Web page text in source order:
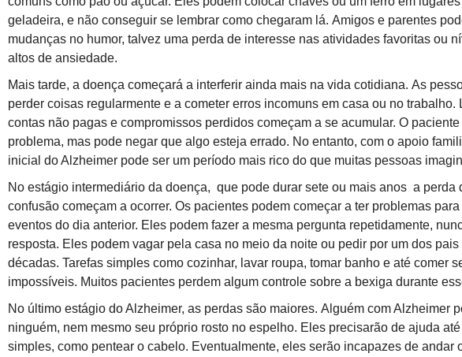
geladeira, e não conseguir se lembrar como chegaram lá. Amigos e parentes
mudanças no humor, talvez uma perda de interesse nas atividades favoritas ou
altos de ansiedade.
Mais tarde, a doença começará a interferir ainda mais na vida cotidiana. As
perder coisas regularmente e a cometer erros incomuns em casa ou no trabalho.
contas não pagas e compromissos perdidos começam a se acumular. O
problema, mas pode negar que algo esteja errado. No entanto, com o apoio
inicial do Alzheimer pode ser um período mais rico do que muitas pessoas
No estágio intermediário da doença, que pode durar sete ou mais anos a perda
confusão começam a ocorrer. Os pacientes podem começar a ter problemas
eventos do dia anterior. Eles podem fazer a mesma pergunta repetidamente,
resposta. Eles podem vagar pela casa no meio da noite ou pedir por um dos pais
décadas. Tarefas simples como cozinhar, lavar roupa, tomar banho e até comer
impossíveis. Muitos pacientes perdem algum controle sobre a bexiga durante
No último estágio do Alzheimer, as perdas são maiores. Alguém com Alzheimer
ninguém, nem mesmo seu próprio rosto no espelho. Eles precisarão de ajuda
simples, como pentear o cabelo. Eventualmente, eles serão incapazes de andar